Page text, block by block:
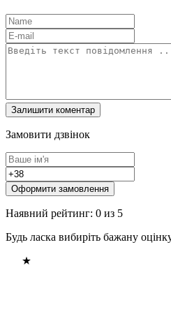
Замовити дзвінок
Оформити замовлення
Наявний рейтинг: 0 из 5
Будь ласка вибиріть бажану